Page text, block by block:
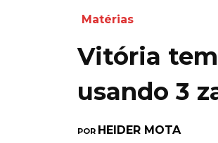
Matérias
Vitória
usando 3
POR HEIDER MOTA